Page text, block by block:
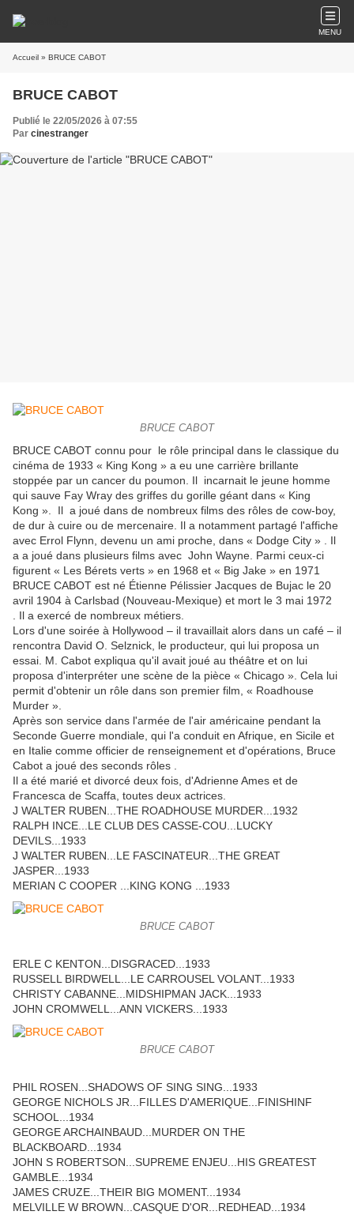
MENU
Accueil » BRUCE CABOT
BRUCE CABOT
Publié le 22/05/2026 à 07:55
Par cinestranger
BRUCE CABOT
BRUCE CABOT connu pour le rôle principal dans le classique du
cinéma de 1933 « King Kong » a eu une carrière brillante
stoppée par un cancer du poumon. Il incarnait le jeune homme
qui sauve Fay Wray des griffes du gorille géant dans « King
Kong ». Il a joué dans de nombreux films des rôles de cow-boy,
de dur à cuire ou de mercenaire. Il a notamment partagé l'affiche
avec Errol Flynn, devenu un ami proche, dans « Dodge City » . Il
a a joué dans plusieurs films avec John Wayne. Parmi ceux-ci
figurent « Les Bérets verts » en 1968 et « Big Jake » en 1971
BRUCE CABOT est né Étienne Pélissier Jacques de Bujac le 20
avril 1904 à Carlsbad (Nouveau-Mexique) et mort le 3 mai 1972
. Il a exercé de nombreux métiers.
Lors d'une soirée à Hollywood – il travaillait alors dans un café – il
rencontra David O. Selznick, le producteur, qui lui proposa un
essai. M. Cabot expliqua qu'il avait joué au théâtre et on lui
proposa d'interpréter une scène de la pièce « Chicago ». Cela lui
permit d'obtenir un rôle dans son premier film, « Roadhouse
Murder ».
Après son service dans l'armée de l'air américaine pendant la
Seconde Guerre mondiale, qui l'a conduit en Afrique, en Sicile et
en Italie comme officier de renseignement et d'opérations, Bruce
Cabot a joué des seconds rôles .
Il a été marié et divorcé deux fois, d'Adrienne Ames et de
Francesca de Scaffa, toutes deux actrices.
J WALTER RUBEN...THE ROADHOUSE MURDER...1932
RALPH INCE...LE CLUB DES CASSE-COU...LUCKY
DEVILS...1933
J WALTER RUBEN...LE FASCINATEUR...THE GREAT
JASPER...1933
MERIAN C COOPER ...KING KONG ...1933
BRUCE CABOT
ERLE C KENTON...DISGRACED...1933
RUSSELL BIRDWELL...LE CARROUSEL VOLANT...1933
CHRISTY CABANNE...MIDSHIPMAN JACK...1933
JOHN CROMWELL...ANN VICKERS...1933
BRUCE CABOT
PHIL ROSEN...SHADOWS OF SING SING...1933
GEORGE NICHOLS JR...FILLES D'AMERIQUE...FINISHINF
SCHOOL...1934
GEORGE ARCHAINBAUD...MURDER ON THE
BLACKBOARD...1934
JOHN S ROBERTSON...SUPREME ENJEU...HIS GREATEST
GAMBLE...1934
JAMES CRUZE...THEIR BIG MOMENT...1934
MELVILLE W BROWN...CASQUE D'OR...REDHEAD...1934